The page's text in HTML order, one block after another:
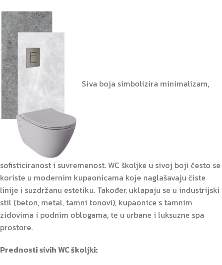
Siva boja simbolizira minimalizam,
sofisticiranost i suvremenost. WC školjke u sivoj boji često se
koriste u modernim kupaonicama koje naglašavaju čiste
linije i suzdržanu estetiku. Također, uklapaju se u industrijski
stil (beton, metal, tamni tonovi), kupaonice s tamnim
zidovima i podnim oblogama, te u urbane i luksuzne spa
prostore.
Prednosti sivih WC školjki: